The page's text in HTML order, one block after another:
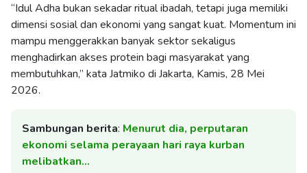
“Idul Adha bukan sekadar ritual ibadah, tetapi juga memiliki
dimensi sosial dan ekonomi yang sangat kuat. Momentum ini
mampu menggerakkan banyak sektor sekaligus
menghadirkan akses protein bagi masyarakat yang
membutuhkan,” kata Jatmiko di Jakarta, Kamis, 28 Mei
2026.
Sambungan berita: Menurut dia, perputaran
ekonomi selama perayaan hari raya kurban
melibatkan…